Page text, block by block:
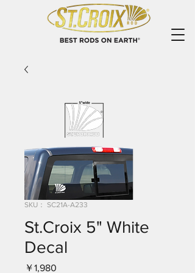
SKU： SC21A-A233
St.Croix 5" White
Decal
￥1,980